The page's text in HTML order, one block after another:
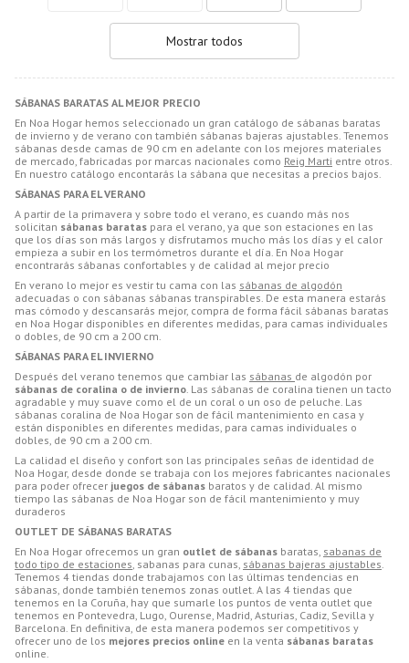
SÁBANAS BARATAS AL MEJOR PRECIO
En Noa Hogar hemos seleccionado un gran catálogo de sábanas baratas
de invierno y de verano con también sábanas bajeras ajustables. Tenemos
sábanas desde camas de 90 cm en adelante con los mejores materiales
de mercado, fabricadas por marcas nacionales como Reig Marti entre otros.
En nuestro catálogo encontarás la sábana que necesitas a precios bajos.
SÁBANAS PARA EL VERANO
A partir de la primavera y sobre todo el verano, es cuando más nos
solicitan sábanas baratas para el verano, ya que son estaciones en las
que los días son más largos y disfrutamos mucho más los días y el calor
empieza a subir en los termómetros durante el día. En Noa Hogar
encontrarás sábanas confortables y de calidad al mejor precio
En verano lo mejor es vestir tu cama con las sábanas de algodón
adecuadas o con sábanas sábanas transpirables. De esta manera estarás
mas cómodo y descansarás mejor, compra de forma fácil sábanas baratas
en Noa Hogar disponibles en diferentes medidas, para camas individuales
o dobles, de 90 cm a 200 cm.
SÁBANAS PARA EL INVIERNO
Después del verano tenemos que cambiar las sábanas de algodón por
sábanas de coralina o de invierno. Las sábanas de coralina tienen un tacto
agradable y muy suave como el de un coral o un oso de peluche. Las
sábanas coralina de Noa Hogar son de fácil mantenimiento en casa y
están disponibles en diferentes medidas, para camas individuales o
dobles, de 90 cm a 200 cm.
La calidad el diseño y confort son las principales señas de identidad de
Noa Hogar, desde donde se trabaja con los mejores fabricantes nacionales
para poder ofrecer juegos de sábanas baratos y de calidad. Al mismo
tiempo las sábanas de Noa Hogar son de fácil mantenimiento y muy
duraderos
OUTLET DE SÁBANAS BARATAS
En Noa Hogar ofrecemos un gran outlet de sábanas baratas, sabanas de
todo tipo de estaciones, sabanas para cunas, sábanas bajeras ajustables.
Tenemos 4 tiendas donde trabajamos con las últimas tendencias en
sábanas, donde también tenemos zonas outlet. A las 4 tiendas que
tenemos en la Coruña, hay que sumarle los puntos de venta outlet que
tenemos en Pontevedra, Lugo, Ourense, Madrid, Asturias, Cadiz, Sevilla y
Barcelona. En definitiva, de esta manera podemos ser competitivos y
ofrecer uno de los mejores precios online en la venta sábanas baratas
online.
Mostrar todos